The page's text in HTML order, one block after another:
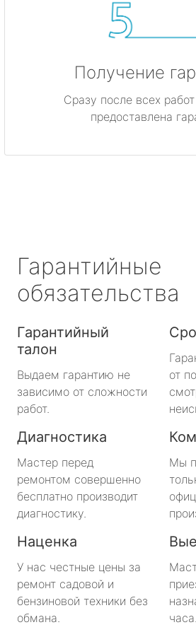
Получение
Сразу после всех
предоставлена
Гарантийные
обязательства
Гарантийный
талон
Выдаем гарантию не
зависимо от сложности
работ.
от
Диагностика
Мастер перед
ремонтом совершенно
бесплатно производит
диагностику.
Мы
Наценка
У нас честные цены за
ремонт садовой и
бензиновой техники без
обмана.
часа.